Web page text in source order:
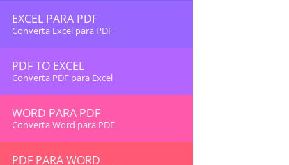
EXCEL PARA PDF
Converta Excel para PDF
PDF TO EXCEL
Converta PDF para Excel
WORD PARA PDF
Converta Word para PDF
PDF PARA WORD